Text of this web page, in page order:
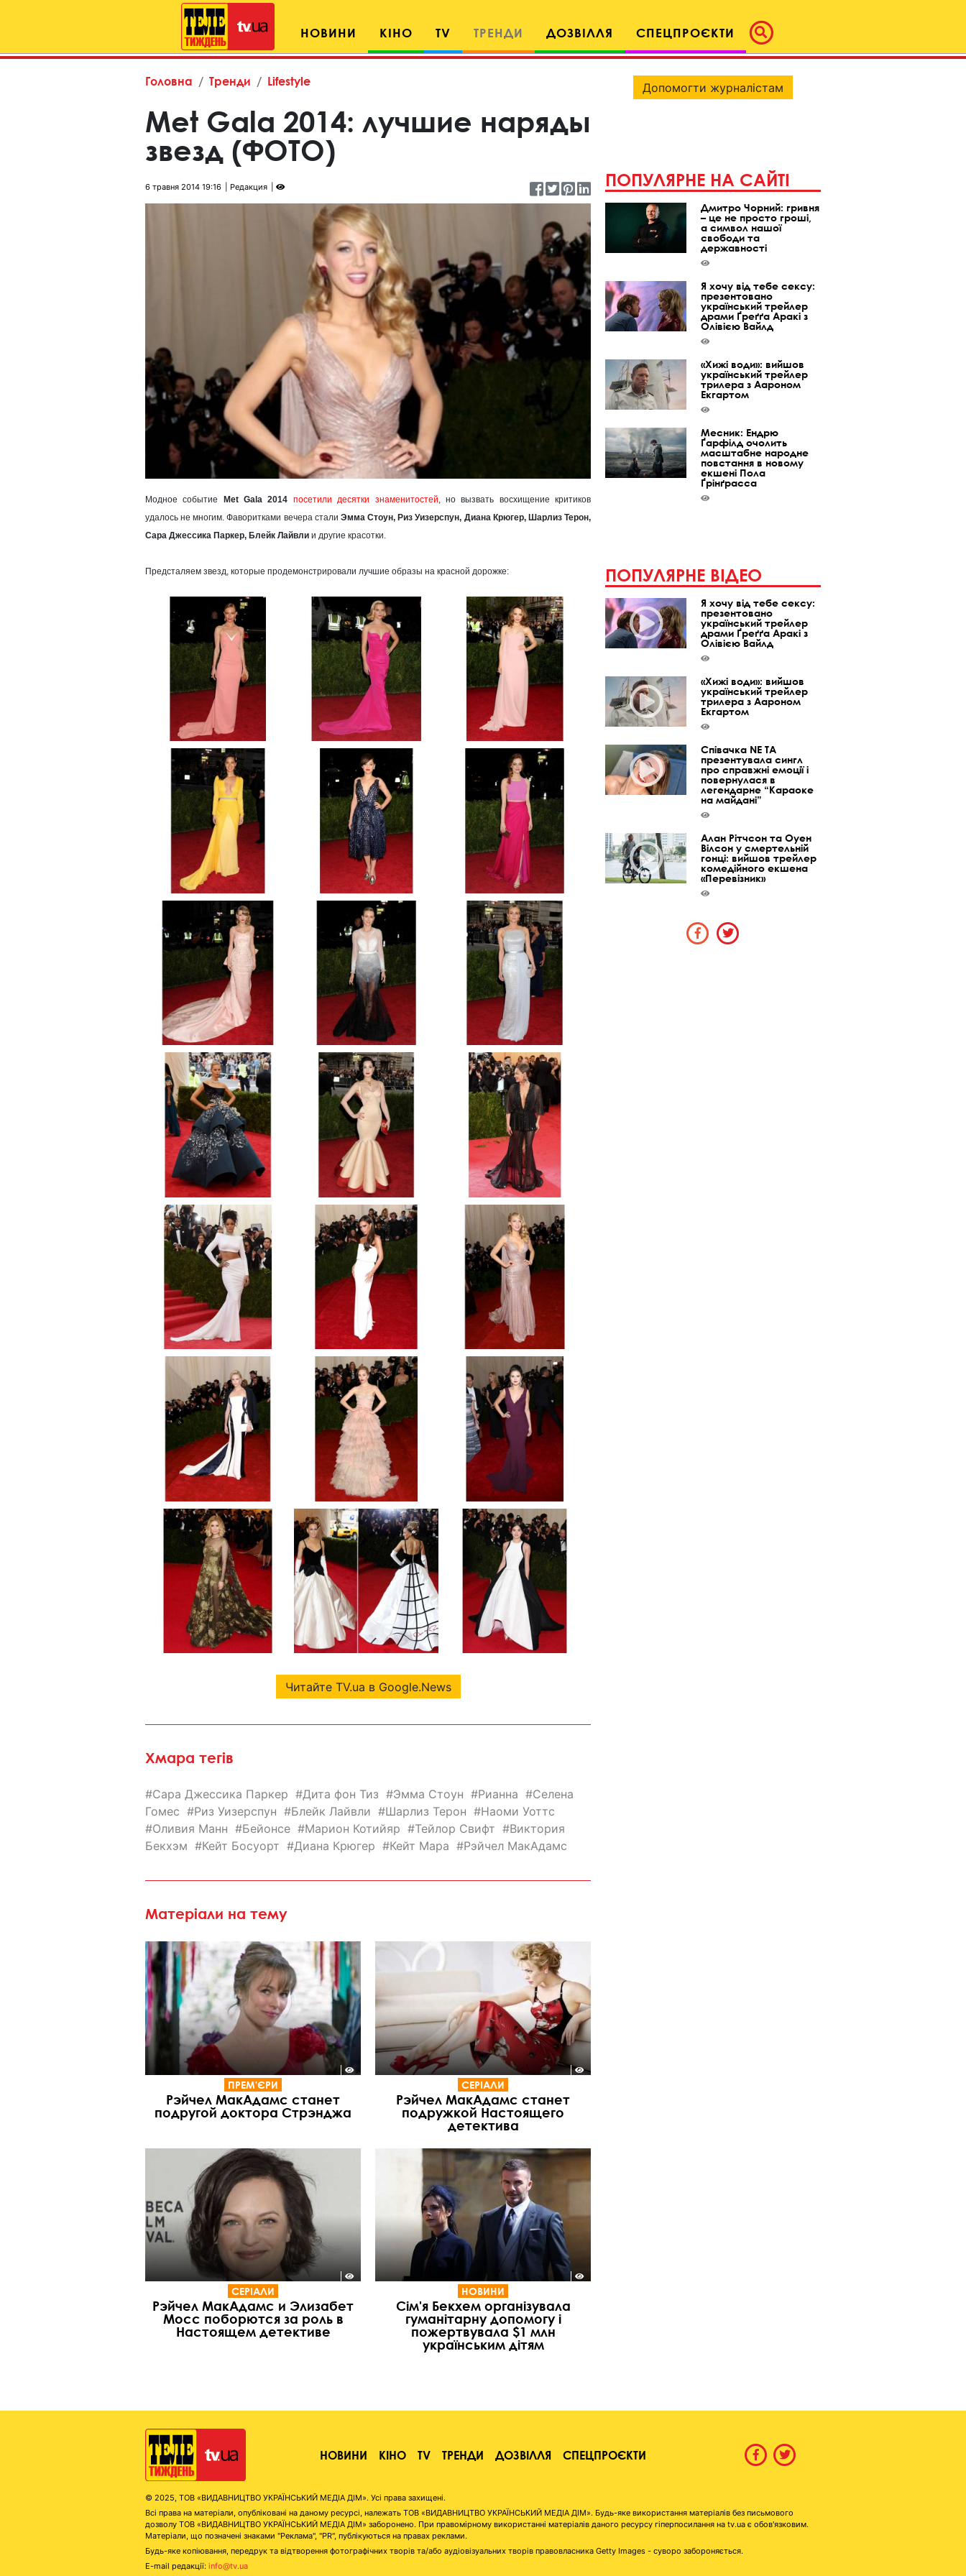
НОВИНИ КІНО TV ТРЕНДИ ДОЗВІЛЛЯ СПЕЦПРОЄКТИ
Головна Тренди Lifestyle
Met Gala 2014: лучшие наряды
звезд (ФОТО)
6 травня 2014 19:16 Редакция
Модное событие Met Gala 2014 посетили десятки знаменитостей , но вызвать восхищение критиков
удалось не многим. Фаворитками вечера стали Эмма Стоун, Риз Уизерспун, Диана Крюгер, Шарлиз Терон,
Сара Джессика Паркер, Блейк Лайвли и другие красотки.
Предсталяем звезд, которые продемонстрировали лучшие образы на красной дорожке:
Читайте TV.ua в Google.News
Хмара тегів
Сара Джессика Паркер Дита фон Тиз Эмма Стоун Рианна
Селена
Гомес
Риз Уизерспун Блейк Лайвли Шарлиз Терон
Наоми Уоттс
Оливия Манн
Бейонсе Марион Котийяр Тейлор Свифт
Виктория
Бекхэм
Кейт Босуорт Диана Крюгер Кейт Мара Рэйчел МакАдамс
Матеріали на тему
ПРЕМ'ЄРИ
Рэйчел МакАдамс станет
подругой доктора Стрэнджа
СЕРІАЛИ
Рэйчел МакАдамс станет
подружкой Настоящего
детектива
СЕРІАЛИ
Рэйчел МакАдамс и Элизабет
Мосс поборются за роль в
Настоящем детективе
НОВИНИ
Сім'я Бекхем організувала
гуманітарну допомогу і
пожертвувала $1 млн
українським дітям
Допомогти журналістам
ПОПУЛЯРНЕ НА САЙТІ
Дмитро Чорний: гривня
– це не просто гроші,
а символ нашої
свободи та
державності
Я хочу від тебе сексу:
презентовано
український трейлер
драми Ґреґґа Аракі з
Олівією Вайлд
«Хижі води»: вийшов
український трейлер
трилера з Аароном
Екгартом
Месник: Ендрю
Ґарфілд очолить
масштабне народне
повстання в новому
екшені Пола
Ґрінґрасса
ПОПУЛЯРНЕ ВІДЕО
Я хочу від тебе сексу:
презентовано
український трейлер
драми Ґреґґа Аракі з
Олівією Вайлд
«Хижі води»: вийшов
український трейлер
трилера з Аароном
Екгартом
Співачка NE TA
презентувала сингл
про справжні емоції і
повернулася в
легендарне “Караоке
на майдані”
Алан Рітчсон та Оуен
Вілсон у смертельній
гонці: вийшов трейлер
комедійного екшена
«Перевізник»
НОВИНИ КІНО TV ТРЕНДИ ДОЗВІЛЛЯ СПЕЦПРОЄКТИ
© 2025, ТОВ «ВИДАВНИЦТВО УКРАЇНСЬКИЙ МЕДІА ДІМ». Усі права захищені.
Всі права на матеріали, опубліковані на даному ресурсі, належать ТОВ «ВИДАВНИЦТВО УКРАЇНСЬКИЙ МЕДІА ДІМ». Будь-яке використання матеріалів без письмового
дозволу ТОВ «ВИДАВНИЦТВО УКРАЇНСЬКИЙ МЕДІА ДІМ» заборонено. При правомірному використанні матеріалів даного ресурсу гіперпосилання на tv.ua є обов'язковим.
Матеріали, що позначені знаками "Реклама", "PR", публікуються на правах реклами.
Будь-яке копіювання, передрук та відтворення фотографічних творів та/або аудіовізуальних творів правовласника Getty Images - суворо забороняється.
E-mail редакції: info@tv.ua